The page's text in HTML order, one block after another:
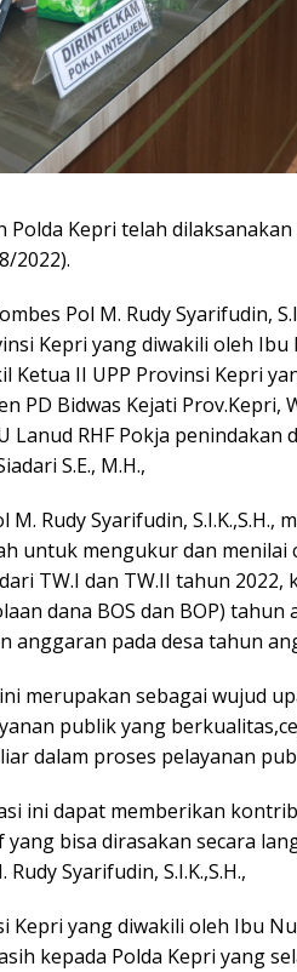
Polda Kepri telah
2022).
Pol M. Rudy Syarifudin,
Kepri yang diwakili oleh Ibu
Ketua II UPP Provinsi Kepri
PD Bidwas Kejati Prov.Kepri,
Lanud RHF Pokja penindakan
S.E., M.H.,
Rudy Syarifudin, S.I.K.,S.H.,
untuk mengukur dan menilai
TW.I dan TW.II tahun 2022,
dana BOS dan BOP) tahun
pada desa tahun
merupakan sebagai wujud
publik yang
dalam proses pelayanan
ini dapat memberikan
bisa dirasakan secara
Syarifudin, S.I.K.,S.H.,
yang diwakili oleh Ibu
kepada Polda Kepri yang